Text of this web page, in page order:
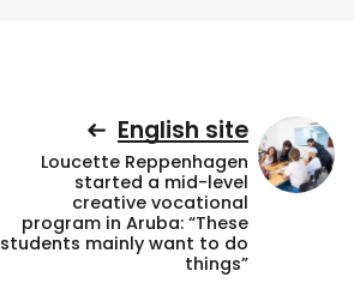
English site
Loucette Reppenhagen
started a mid-level
creative vocational
program in Aruba: “These
students mainly want to do
things”